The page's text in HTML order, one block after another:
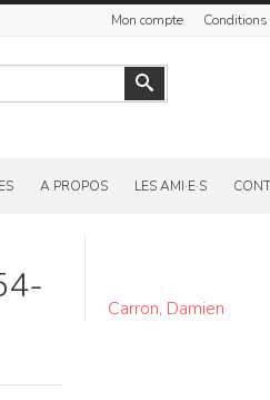
Mon compte
A PROPOS LES AMI·E·S
de
l’article
Carron, Damien